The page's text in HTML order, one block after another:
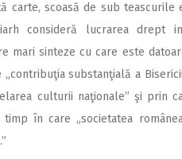
carte, scoasă de sub teascurile
consideră lucrarea drept
mari sinteze cu care este
substanţială a
culturii naţionale” şi prin
în care „societatea